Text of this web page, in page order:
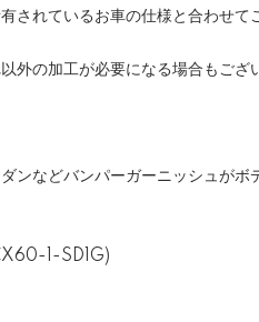
されているお車の仕様と合わせて
外の加工が必要になる場合もござ
ンなどバンパーガーニッシュがボ
1-SD1G)